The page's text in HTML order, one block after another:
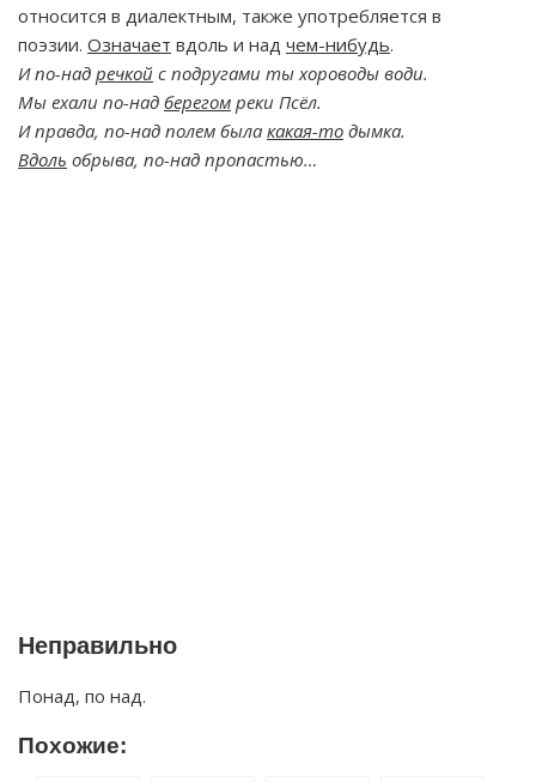
относится в диалектным, также употребляется в
поэзии. Означает вдоль и над чем-нибудь.
И по-над речкой с подругами ты хороводы води.
Мы ехали по-над берегом реки Псёл.
И правда, по-над полем была какая-то дымка.
Вдоль обрыва, по-над пропастью…
Неправильно
Понад, по над.
Похожие: